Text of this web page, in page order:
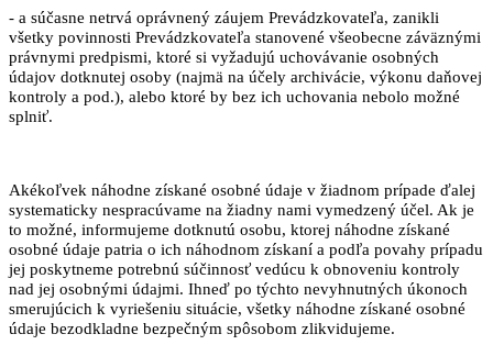
- a súčasne netrvá oprávnený záujem Prevádzkovateľa, zanikli
všetky povinnosti Prevádzkovateľa stanovené všeobecne záväznými
právnymi predpismi, ktoré si vyžadujú uchovávanie osobných
údajov dotknutej osoby (najmä na účely archivácie, výkonu daňovej
kontroly a pod.), alebo ktoré by bez ich uchovania nebolo možné
splniť.
Akékoľvek náhodne získané osobné údaje v žiadnom prípade ďalej
systematicky nespracúvame na žiadny nami vymedzený účel. Ak je
to možné, informujeme dotknutú osobu, ktorej náhodne získané
osobné údaje patria o ich náhodnom získaní a podľa povahy prípadu
jej poskytneme potrebnú súčinnosť vedúcu k obnoveniu kontroly
nad jej osobnými údajmi. Ihneď po týchto nevyhnutných úkonoch
smerujúcich k vyriešeniu situácie, všetky náhodne získané osobné
údaje bezodkladne bezpečným spôsobom zlikvidujeme.